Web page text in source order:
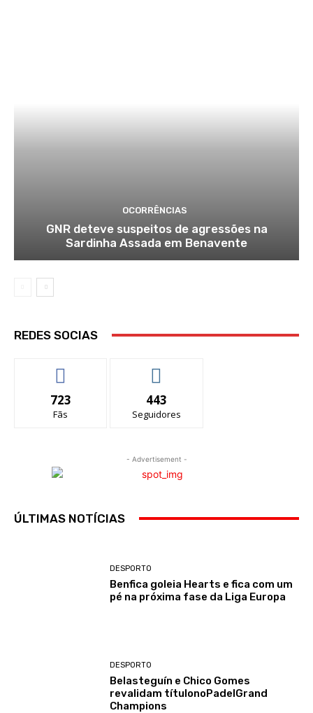
OCORRÊNCIAS
GNR deteve suspeitos de agressões na
Sardinha Assada em Benavente
REDES SOCIAS
723
Fãs
443
Seguidores
- Advertisement -
ÚLTIMAS NOTÍCIAS
DESPORTO
Benfica goleia Hearts e fica com um
pé na próxima fase da Liga Europa
DESPORTO
Belasteguín e Chico Gomes
revalidam títulonoPadelGrand
Champions